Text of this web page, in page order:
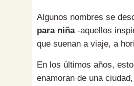
Algunos nombres se
para niña-aquellos
que suenan a viaje, a
En los últimos años,
enamoran de una